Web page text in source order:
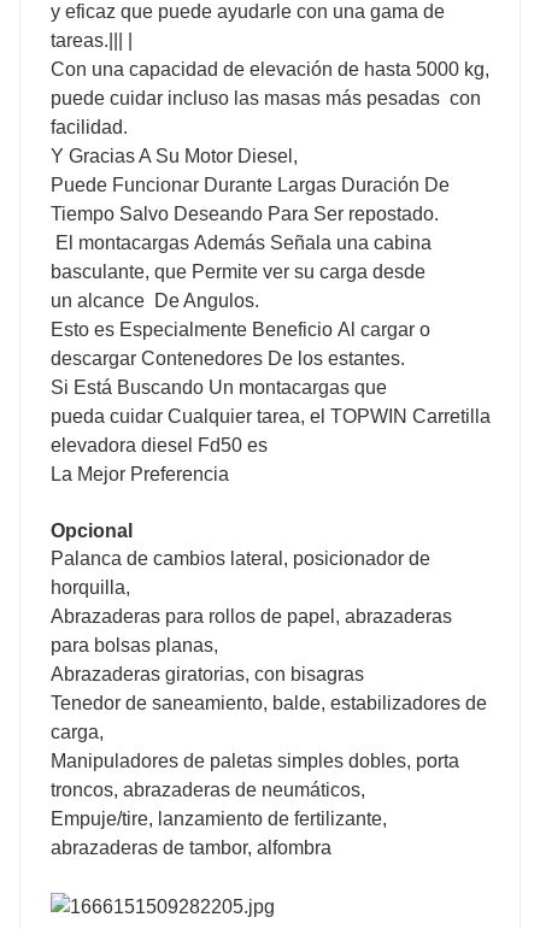
y eficaz que puede ayudarle con una gama de
tareas.||| |
Con una capacidad de elevación de hasta 5000 kg,
puede cuidar incluso las masas más pesadas con
facilidad.
Y Gracias A Su Motor Diesel,
Puede Funcionar Durante Largas Duración De
Tiempo Salvo Deseando Para Ser repostado.
El montacargas Además Señala una cabina
basculante, que Permite ver su carga desde
un alcance De Angulos.
Esto es Especialmente Beneficio Al cargar o
descargar Contenedores De los estantes.
Si Está Buscando Un montacargas que
pueda cuidar Cualquier tarea, el TOPWIN Carretilla
elevadora diesel Fd50 es
La Mejor Preferencia
Opcional
Palanca de cambios lateral, posicionador de
horquilla,
Abrazaderas para rollos de papel, abrazaderas
para bolsas planas,
Abrazaderas giratorias, con bisagras
Tenedor de saneamiento, balde, estabilizadores de
carga,
Manipuladores de paletas simples dobles, porta
troncos, abrazaderas de neumáticos,
Empuje/tire, lanzamiento de fertilizante,
abrazaderas de tambor, alfombra